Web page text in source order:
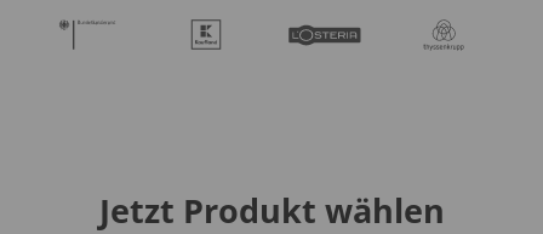
Jetzt Produkt wählen